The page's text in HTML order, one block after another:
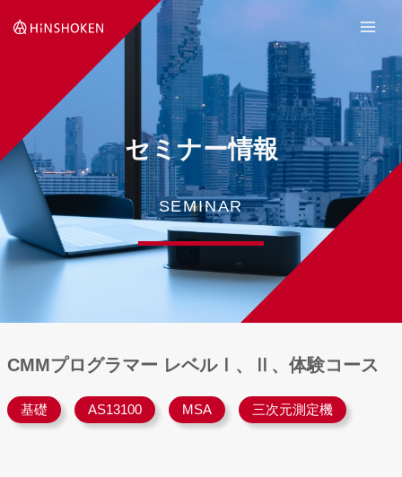
セミナー情報
SEMINAR
CMMプログラマー レベルⅠ、Ⅱ、体験コース
基礎 AS13100 MSA 三次元測定機